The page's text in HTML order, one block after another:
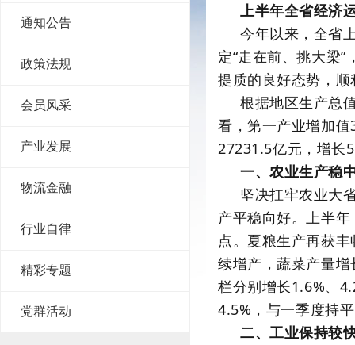
通知公告
政策法规
会员风采
产业发展
物流金融
行业自律
精彩专题
党群活动
上半年全省经济
今年以来，全省
定“走在前、挑大梁
提质的良好态势，顺
根据地区生产总
看，第一产业增加
27231.5亿元，增长
一、农业生产稳
坚决扛牢农业大
产平稳向好。上半
点。夏粮生产再获
续增产，蔬菜产量
栏分别增长1.6%、
4.5%，与一季度持
二、工业保持较